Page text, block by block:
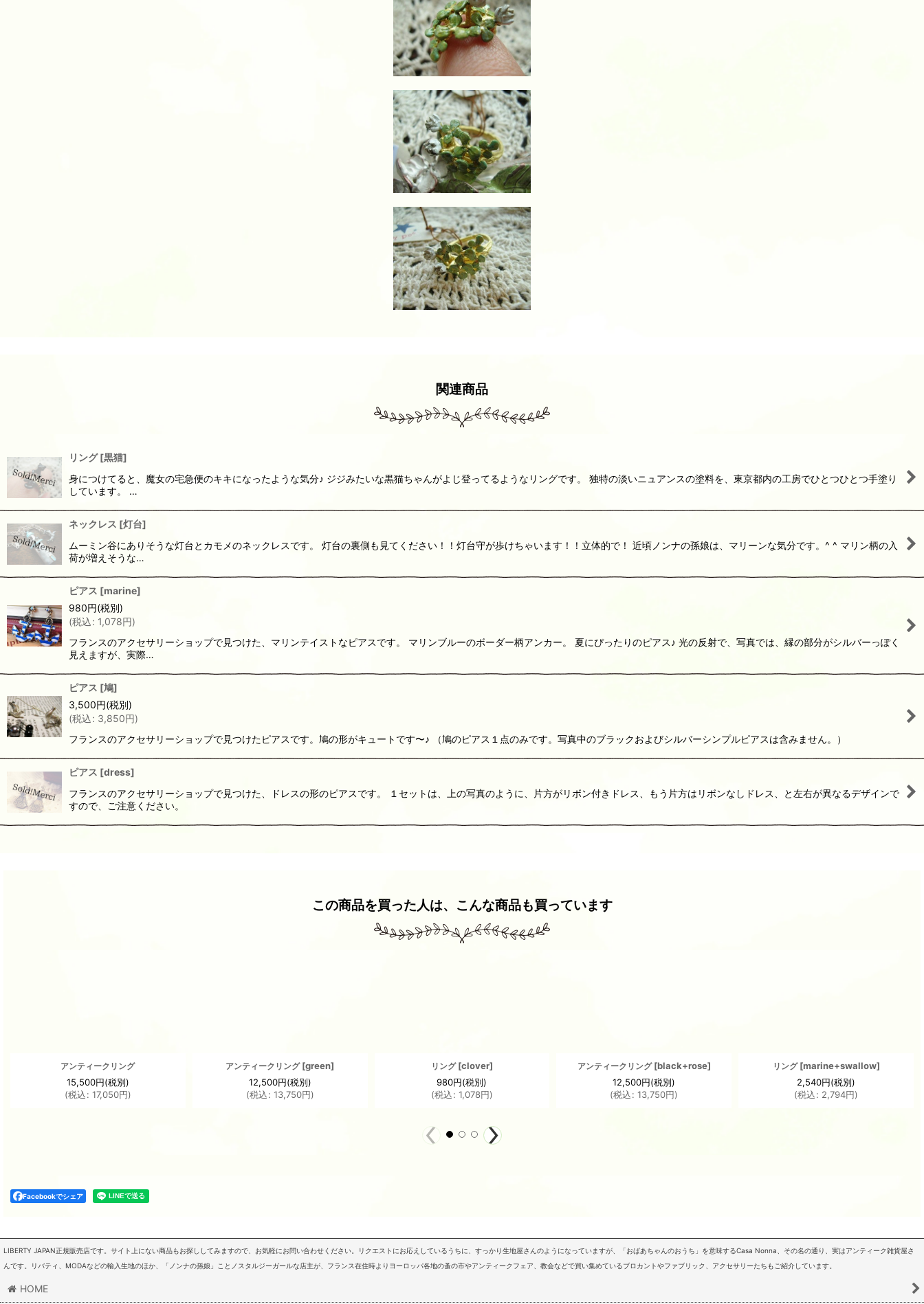
関連商品
リング [黒猫]
身につけてると、魔女の宅急便のキキになったような気分♪ ジジみたいな黒猫ちゃんがよじ登ってるようなリングです。 独特の淡いニュアンスの塗料を、東京都内の工房でひとつひとつ手塗り
しています。 …
ネックレス [灯台]
ムーミン谷にありそうな灯台とカモメのネックレスです。 灯台の裏側も見てください！！灯台守が歩けちゃいます！！立体的で！ 近頃ノンナの孫娘は、マリーンな気分です。^ ^ マリン柄の入
荷が増えそうな…
ピアス [marine]
980円(税別)
(税込: 1,078円)
フランスのアクセサリーショップで見つけた、マリンテイストなピアスです。 マリンブルーのボーダー柄アンカー。 夏にぴったりのピアス♪ 光の反射で、写真では、縁の部分がシルバーっぽく
見えますが、実際…
ピアス [鳩]
3,500円(税別)
(税込: 3,850円)
フランスのアクセサリーショップで見つけたピアスです。鳩の形がキュートです〜♪ （鳩のピアス１点のみです。写真中のブラックおよびシルバーシンプルピアスは含みません。）
ピアス [dress]
フランスのアクセサリーショップで見つけた、ドレスの形のピアスです。 １セットは、上の写真のように、片方がリボン付きドレス、もう片方はリボンなしドレス、と左右が異なるデザインで
すので、ご注意ください。
この商品を買った人は、こんな商品も買っています
アンティークリング
15,500円(税別)
(税込: 17,050円)
アンティークリング [green]
12,500円(税別)
(税込: 13,750円)
リング [clover]
980円(税別)
(税込: 1,078円)
アンティークリング [black+rose]
12,500円(税別)
(税込: 13,750円)
リング [marine+swallow]
2,540円(税別)
(税込: 2,794円)
Facebookでシェア
LIBERTY JAPAN正規販売店です。サイト上にない商品もお探ししてみますので、お気軽にお問い合わせください。リクエストにお応えしているうちに、すっかり生地屋さんのようになっていますが、「おばあちゃんのおうち」を意味するCasa Nonna、その名の通り、実はアンティーク雑貨屋さ
んです。リバティ、MODAなどの輸入生地のほか、「ノンナの孫娘」ことノスタルジーガールな店主が、フランス在住時よりヨーロッパ各地の蚤の市やアンティークフェア、教会などで買い集めているブロカントやファブリック、アクセサリーたちもご紹介しています。
HOME